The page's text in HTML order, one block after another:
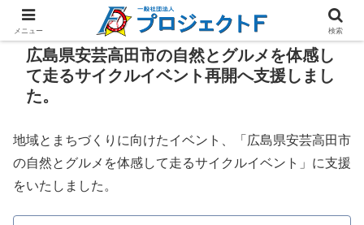
広島県安芸高田市の自然とグルメを体感し
て走るサイクルイベント再開へ支援しまし
た。
地域とまちづくりに向けたイベント、「広島県安芸高田市
の自然とグルメを体感して走るサイクルイベント」に支援
をいたしました。
メニュー 検索